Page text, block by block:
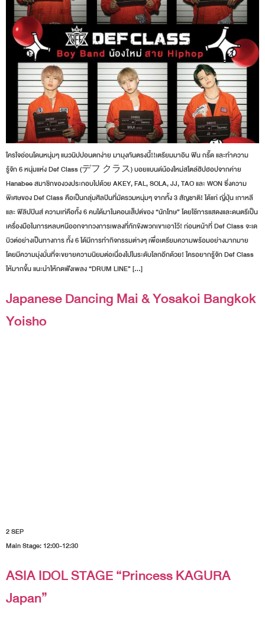
ใครใจอ่อนโดนหนุ่มๆ แนวนิปปอนตกง่าย มามุงกันตรงนี้!!เตรียมมาอิน ฟิน กรี๊ด และทำความ
รู้จัก 6 หนุ่มแห่ง Def Class (デフ クラス) บอยแบนด์น้องใหม่สไตล์ฮิปฮอปจากค่าย
Hanabee สมาชิกของวงประกอบไปด้วย AKEY, FAL, SOLA, JJ, TAO และ WON ซึ่งความ
พิเศษของ Def Class คือเป็นกลุ่มศิลปินที่มัดรวมหนุ่มๆ จากทั้ง 3 สัญชาติ! ได้แก่ ญี่ปุ่น เกาหลี
และ ฟิลิปปินส์ ความเท่คือทั้ง 6 คนได้มาในคอนเส็ปต์ของ “นักโทษ” โดยใช้การแสดงและดนตรีเป็น
เครื่องมือในการหลบหนีออกจากวงการเพลงที่กักขังพวกเขาเอาไว้! ก่อนหน้าที่ Def Class จะเด
โดยมีความมุ่งมั่นที่จะขยายความนิยมต่อเนื่องไปในระดับโลกอีกด้วย! ใครอยากรู้จัก Def Class
ให้มากขึ้น แนะนำให้กดฟังเพลง “DRUM LINE” […]
2 SEP
Main Stage: 12:00-12:30
ASIA IDOL STAGE “Princess KAGURA